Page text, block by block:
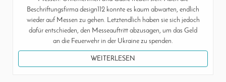
Beschriftungsfirma design112 konnte es kaum abwarten, endlich
wieder auf Messen zu gehen. Letztendlich haben sie sich jedoch
dafür entschieden, den Messeauftritt abzusagen, um das Geld
an die Feuerwehr in der Ukraine zu spenden.
WEITERLESEN